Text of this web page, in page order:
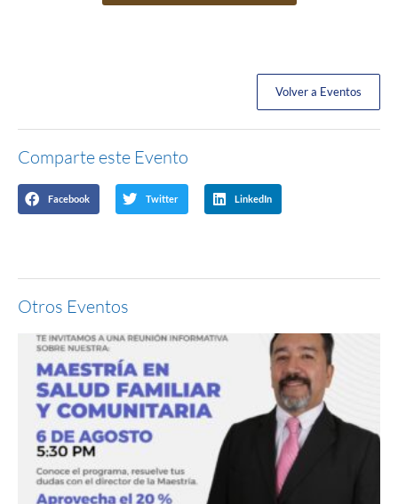
Volver a Eventos
Comparte este Evento
Facebook Twitter LinkedIn
Otros Eventos